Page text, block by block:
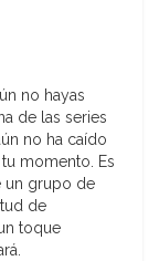
no hayas
de las series
no ha caído
momento. Es
un grupo de
de
toque